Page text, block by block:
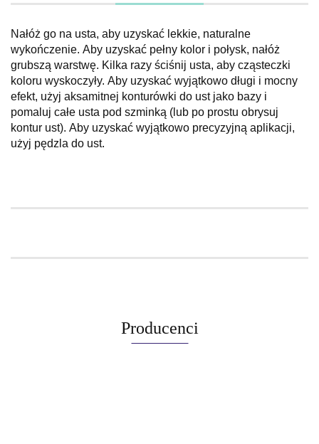
Nałóż go na usta, aby uzyskać lekkie, naturalne
wykończenie. Aby uzyskać pełny kolor i połysk, nałóż
grubszą warstwę. Kilka razy ściśnij usta, aby cząsteczki
koloru wyskoczyły. Aby uzyskać wyjątkowo długi i mocny
efekt, użyj aksamitnej konturówki do ust jako bazy i
pomaluj całe usta pod szminką (lub po prostu obrysuj
kontur ust). Aby uzyskać wyjątkowo precyzyjną aplikacji,
użyj pędzla do ust.
Producenci